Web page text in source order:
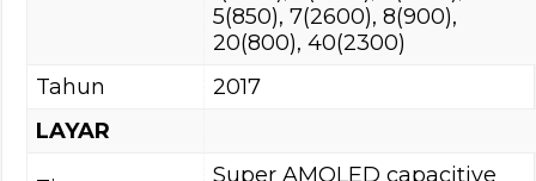
5(850), 7(2600), 8(900),
20(800), 40(2300)
Tahun
2017
LAYAR
Super AMOLED capacitive